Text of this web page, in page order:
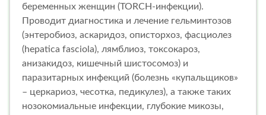
беременных женщин (TORCH-инфекции).
Проводит диагностика и лечение гельминтозов
(энтеробиоз, аскаридоз, описторхоз, фасциолез
(hepatica fasciola), лямблиоз, токсокароз,
анизакидоз, кишечный шистосомоз) и
паразитарных инфекций (болезнь «купальщиков»
– церкариоз, чесотка, педикулез), а также таких
нозокомиальные инфекции, глубокие микозы,